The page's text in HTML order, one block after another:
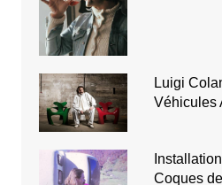
Luigi
Véhicules
Coques